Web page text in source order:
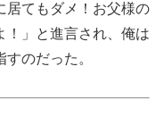
居てもダメ！お父様の
！」と進言され、俺は
のだった。